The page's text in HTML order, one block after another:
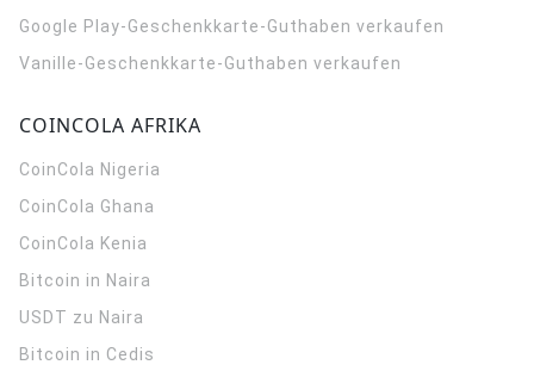
Google Play-Geschenkkarte-Guthaben verkaufen
Vanille-Geschenkkarte-Guthaben verkaufen
COINCOLA AFRIKA
CoinCola Nigeria
CoinCola Ghana
CoinCola Kenia
Bitcoin in Naira
USDT zu Naira
Bitcoin in Cedis